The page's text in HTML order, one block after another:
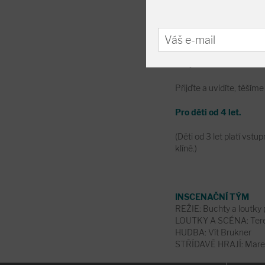
děťátko a když se to
šikovný, ale malý. A
tatínkovi, jenže to
světa, tam se potká se
a pak je tu ještě pan
Přijďte a uvidíte, těšíme
Pro děti od 4 let.
(Děti od 3 let platí
klíně.)
INSCENAČNÍ TÝM
REŽIE: Buchty a
LOUTKY A SCÉNA:
HUDBA: Vít Brukner
STŘÍDAVĚ HRAJÍ: